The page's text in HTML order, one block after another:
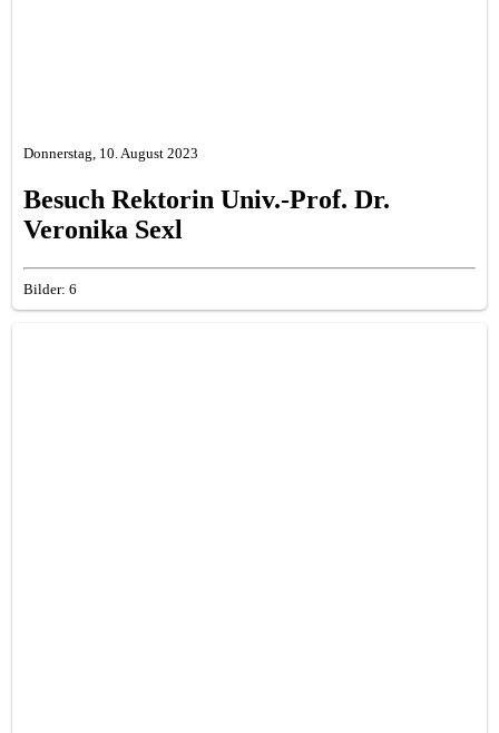
Donnerstag, 10. August 2023
Besuch Rektorin Univ.-Prof. Dr.
Veronika Sexl
Bilder: 6